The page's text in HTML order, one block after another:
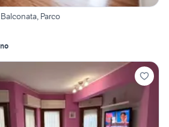
Parco